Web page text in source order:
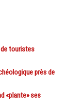
de touristes
près de
«plante» ses